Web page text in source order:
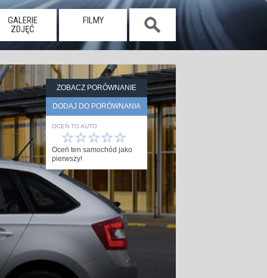
GALERIE
ZDJĘĆ
FILMY
ZOBACZ PORÓWNANIE
DODAJ DO PORÓWNANIA
OCEŃ TO AUTO
☆
☆
☆
☆
☆
Oceń ten samochód jako
pierwszy!